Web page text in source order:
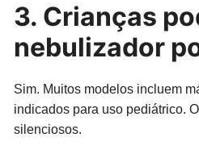
3. Crianças
nebulizador
Sim. Muitos modelos incluem
indicados para uso pediátrico.
silenciosos.